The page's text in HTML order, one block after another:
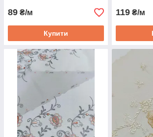
89 ₴/м
Купити
119 ₴/м